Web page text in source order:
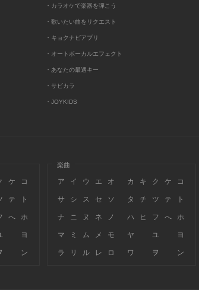
・カラオケで楽器を弾こう
・歌いたい曲をリクエスト
・キョクナビアプリ
・オートボーカルエフェクト
・あなたの最適キー
・サビカラ
・JOYKIDS
ケ コ
テ ト
へ ホ
ヨ
ン
楽曲
ア イ ウ エ オ カ キ ク ケ コ
サ シ ス セ ソ タ チ ツ テ ト
ナ ニ ヌ ネ ノ ハ ヒ フ へ ホ
マ ミ ム メ モ ヤ ユ ヨ
ラ リ ル レ ロ ワ ヲ ン